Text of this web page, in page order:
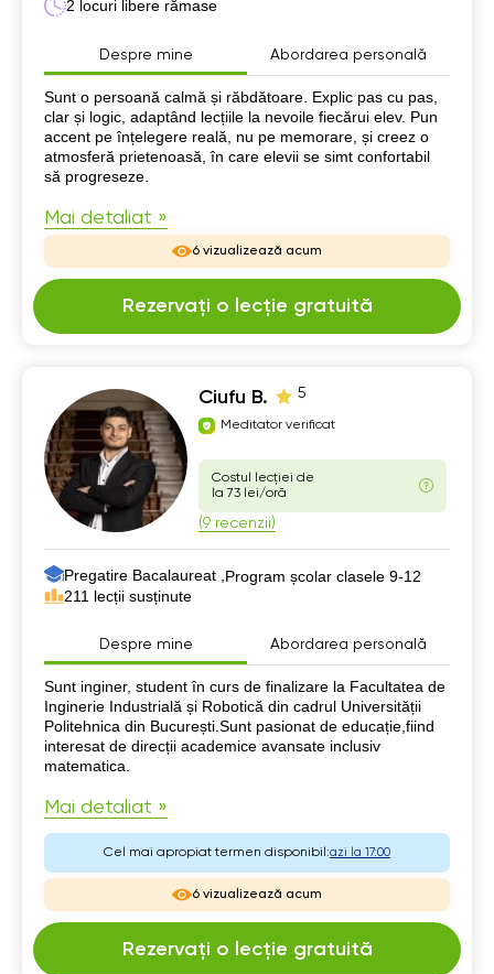
2 locuri libere rămase
Despre mine Abordarea personală
Despre mine
Sunt o persoană calmă și răbdătoare. Explic pas cu pas,
clar și logic, adaptând lecțiile la nevoile fiecărui elev. Pun
accent pe înțelegere reală, nu pe memorare, și creez o
atmosferă prietenoasă, în care elevii se simt confortabil
să progreseze.
Mai detaliat »
6 vizualizează acum
Rezervați o lecție gratuită
Ciufu B. 5
Meditator verificat
Costul lecției de
la 73 lei/oră
(9 recenzii)
Pregatire Bacalaureat , Program școlar clasele 9-12
211 lecții susținute
Despre mine Abordarea personală
Despre mine
Sunt inginer, student în curs de finalizare la Facultatea de
Inginerie Industrială și Robotică din cadrul Universității
Politehnica din București.Sunt pasionat de educație,fiind
interesat de direcții academice avansate inclusiv
matematica.
Mai detaliat »
Cel mai apropiat termen disponibil:azi la 17:00
6 vizualizează acum
Rezervați o lecție gratuită